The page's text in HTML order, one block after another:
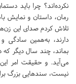
نکرده‌اند؟ چرا باید
رمان، داستان و نمایش
تلاش کردم صدای این
دارند، به‌‌همین سادگی
بماند، چند سال دیگر
می‌آید. و حقیقت امر
نیست، سندهایی بزرگ